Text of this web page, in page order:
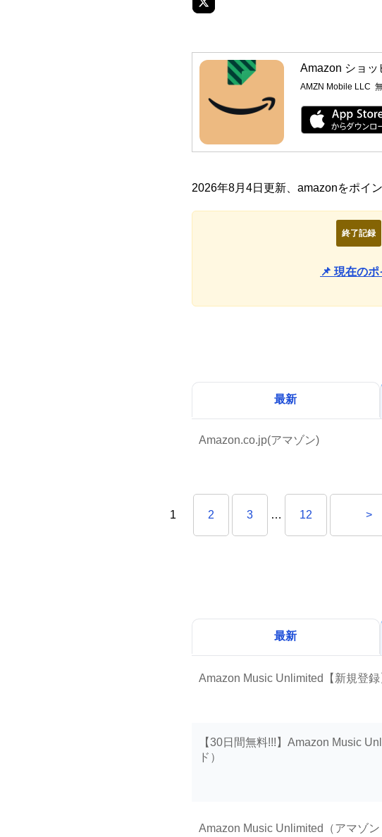
Amazon ショッ
AMZN Mobile LLC
2026年8月4日更新、amazonをポイ
終了記録
📌 現在の
最新
Amazon.co.jp(アマゾン)
1 2 3 … 12 >
最新
Amazon Music Unlimited【新規登録
【30日間無料!!!】Amazon Music
ド）
Amazon Music Unlimited（アマゾ